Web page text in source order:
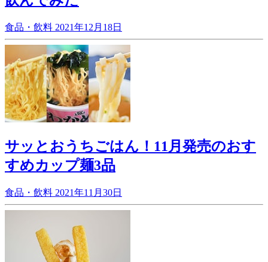
食品・飲料 2021年12月18日
サッとおうちごはん！11月発売のおす
すめカップ麺3品
食品・飲料 2021年11月30日